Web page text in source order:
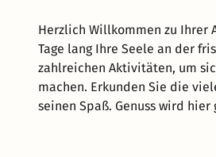
Herzlich Willkommen zu Ihrer
Tage lang Ihre Seele an der
zahlreichen Aktivitäten, um
machen. Erkunden Sie die
seinen Spaß. Genuss wird
Sie sich auf hervorragenden